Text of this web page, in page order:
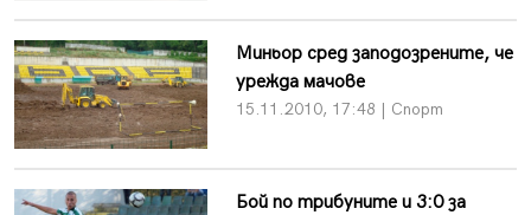
Миньор сред заподозрените, че
урежда мачове
15.11.2010, 17:48 | Спорт
Бой по трибуните и 3:0 за